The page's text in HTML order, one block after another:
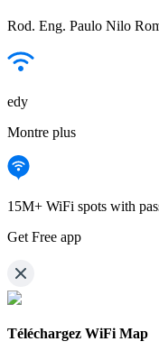
Rod. Eng. Paulo Nilo
edy
Montre plus
15M+ WiFi spots with
Get Free app
Téléchargez WiFi Map